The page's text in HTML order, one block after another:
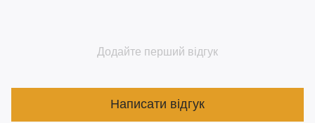
Додайте перший відгук
Написати відгук